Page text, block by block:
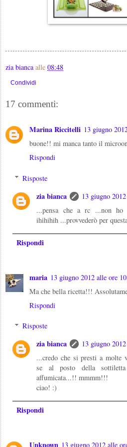
zia bianca alle 08:48
Condividi
17 commenti:
Marina Riccitelli 13 giugno
buone!! mi manca tanto il
Rispondi
Risposte
zia bianca
13 giugno
...pensa che a rc ...non ho
ihihihih ...provvederò per
Rispondi
maria 13 giugno 2012 alle ore
Ma che bella ricetta!!!
Rispondi
Risposte
zia bianca
13 giugno
...credo che si presti a molte
se al posto della
affumicata...!! mmmm!!!
ciao! :)
Rispondi
13 giugno 2012 alle